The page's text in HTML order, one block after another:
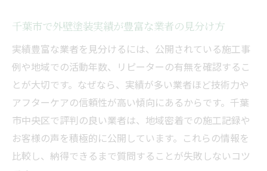
ーム
悪質業者を避けるための注意点まとめ
外壁塗装の悪質業者リストで事前対策を
千葉の外壁塗装で悪質業者を見抜くポイン
ト
外壁塗装ランキングと悪質業者情報の使い
方
外壁塗装会社一覧を確認し安心業者を選ぶ
千葉市で外壁塗装実績が豊富な業者の見分け方
実績豊富な業者を見分けるには、公開されている施工事
例や地域での活動年数、リピーターの有無を確認するこ
とが大切です。なぜなら、実績が多い業者ほど技術力や
アフターケアの信頼性が高い傾向にあるからです。千葉
市中央区で評判の良い業者は、地域密着での施工記録や
お客様の声を積極的に公開しています。これらの情報を
比較し、納得できるまで質問することが失敗しないコツ